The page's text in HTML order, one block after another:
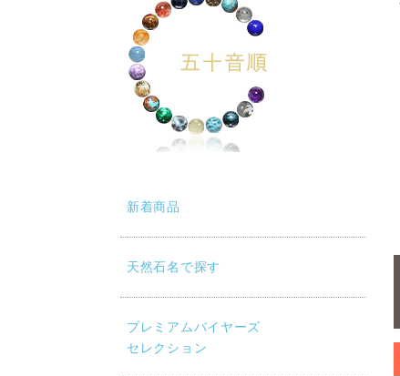
新着商品
天然石名で探す
プレミアムバイヤーズ
セレクション